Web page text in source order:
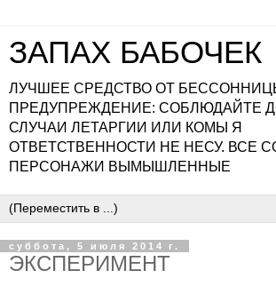
ЗАПАХ БАБОЧЕК
ЛУЧШЕЕ СРЕДСТВО ОТ
ПРЕДУПРЕЖДЕНИЕ: СОБЛЮДАЙТЕ
СЛУЧАИ ЛЕТАРГИИ ИЛИ КОМЫ Я
ОТВЕТСТВЕННОСТИ НЕ НЕСУ. ВСЕ
ПЕРСОНАЖИ ВЫМЫШЛЕННЫЕ
суббота, 5 июля 2014 г.
ЭКСПЕРИМЕНТ